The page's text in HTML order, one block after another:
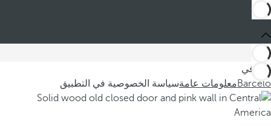
أنت في
Barcelóمعلومات عامةسياسة الخصوصية في التطبيق